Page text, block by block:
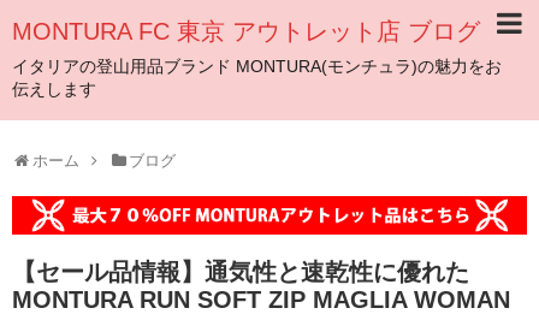
MONTURA FC 東京 アウトレット店 ブログ
イタリアの登山用品ブランド MONTURA(モンチュラ)の魅力をお
伝えします
ホーム ブログ
【セール品情報】通気性と速乾性に優れた
MONTURA RUN SOFT ZIP MAGLIA WOMAN